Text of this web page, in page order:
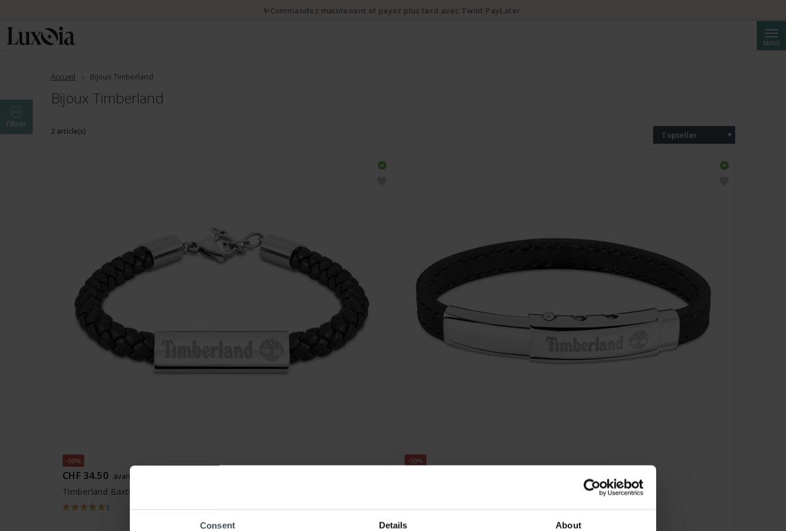
Consent Details About
MENU
Accueil Bijoux Timberland
Bijoux Timberland
Filtrer
2 article(s) Topseller
-50%
CHF 34.50 avant CHF 69.00
Timberland Baxter Lake Armband - TDAGB0001804
1
-50%
Timberland Amity Armband - TDAGB0001601
✨Commandez maintenant et payez plus tard avec Twint PayLater.